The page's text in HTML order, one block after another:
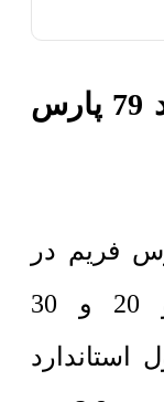
خرید دیوارپوش PVC کد 79 پارس
فریم در
سه عرض مختلف 10 و 20 و 30
استاندارد